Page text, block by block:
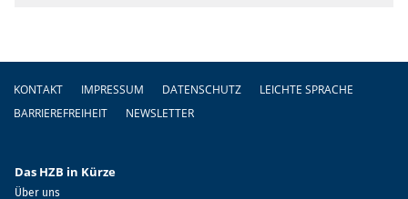
Fußzeile
KONTAKT IMPRESSUM DATENSCHUTZ
LEICHTE SPRACHE
BARRIEREFREIHEIT
NEWSLETTER
Das HZB in Kürze
Über uns